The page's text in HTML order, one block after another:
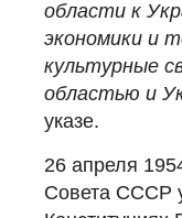
области к
экономики и
культурные
областью и
указе.
26 апреля
Совета СССР